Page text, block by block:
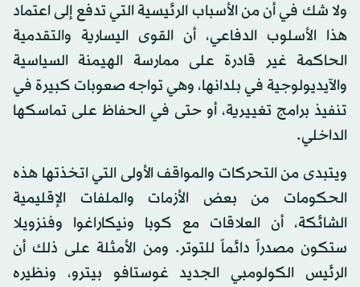
ولا شك في أن من الأسباب الرئيسية التي تدفع إلى اعتماد
هذا الأسلوب الدفاعي، أن القوى اليسارية والتقدمية
الحاكمة غير قادرة على ممارسة الهيمنة السياسية
والآيديولوجية في بلدانها، وهي تواجه صعوبات كبيرة في
تنفيذ برامج تغييرية، أو حتى في الحفاظ على تماسكها
الداخلي.
ويتبدى من التحركات والمواقف الأولى التي اتخذتها هذه
الحكومات من بعض الأزمات والملفات الإقليمية
الشائكة، أن العلاقات مع كوبا ونيكاراغوا وفنزويلا
ستكون مصدراً دائماً للتوتر. ومن الأمثلة على ذلك أن
الرئيس الكولومبي الجديد غوستافو بيترو، ونظيره